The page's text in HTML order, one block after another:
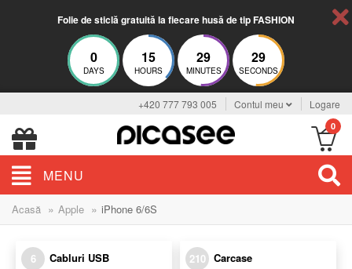
Folie de sticlă gratuită la fiecare husă de tip FASHION
0
DAYS
15
HOURS
29
MINUTES
29
SECONDS
+420 777 793 005 Contul meu Logare
0
MENU
Acasă » Apple » iPhone 6/6S
6 Cabluri USB 210 Carcase